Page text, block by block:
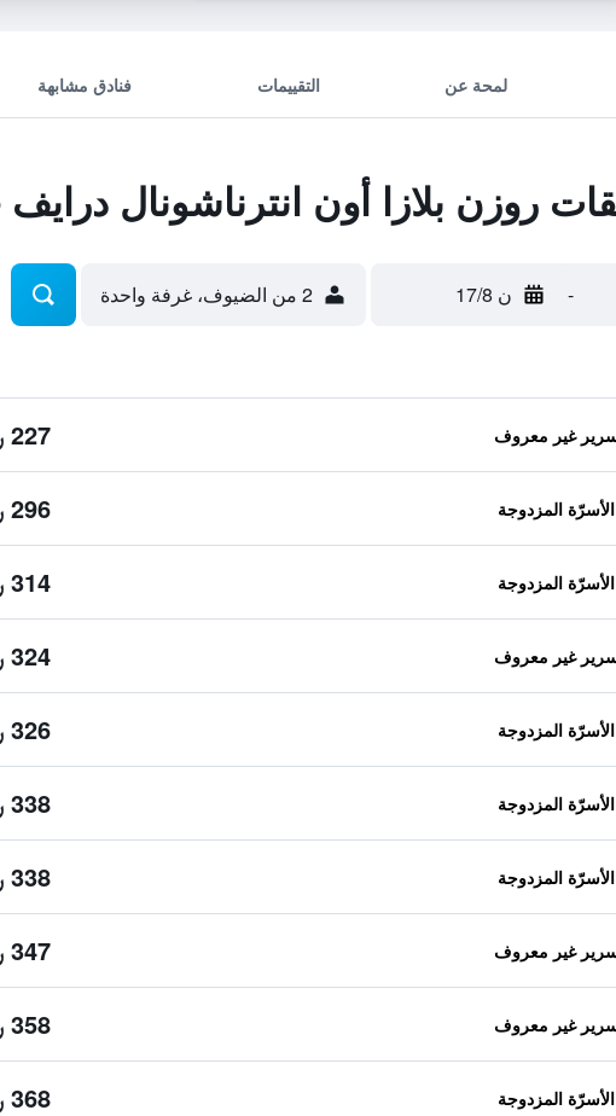
لمحة عن التقييمات فنادق مشابهة
روزن بلازا أون انترناشونال درايف
- ن 17/8 2 من الضيوف، غرفة واحدة
227 ﷼
296 ﷼
314 ﷼
324 ﷼
326 ﷼
338 ﷼
338 ﷼
347 ﷼
358 ﷼
368 ﷼